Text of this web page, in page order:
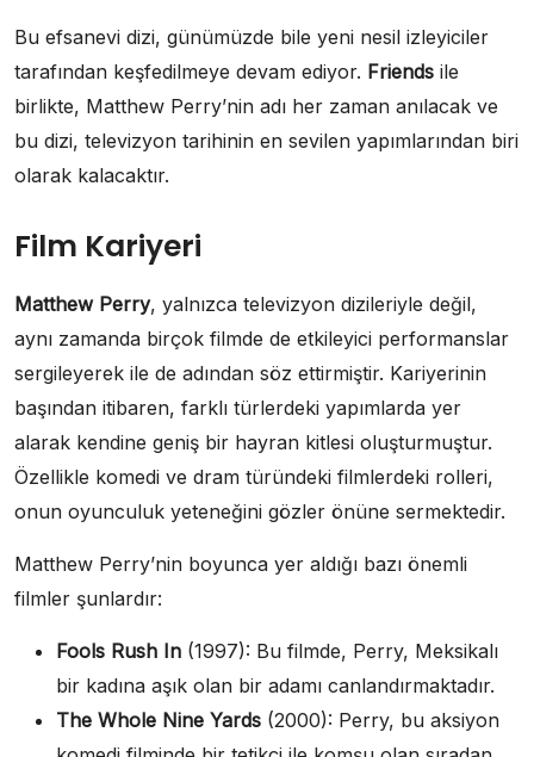
Bu efsanevi dizi, günümüzde bile yeni nesil izleyiciler
tarafından keşfedilmeye devam ediyor. Friends ile
birlikte, Matthew Perry’nin adı her zaman anılacak ve
bu dizi, televizyon tarihinin en sevilen yapımlarından biri
olarak kalacaktır.
Film Kariyeri
Matthew Perry, yalnızca televizyon dizileriyle değil,
aynı zamanda birçok filmde de etkileyici performanslar
sergileyerek ile de adından söz ettirmiştir. Kariyerinin
başından itibaren, farklı türlerdeki yapımlarda yer
alarak kendine geniş bir hayran kitlesi oluşturmuştur.
Özellikle komedi ve dram türündeki filmlerdeki rolleri,
onun oyunculuk yeteneğini gözler önüne sermektedir.
Matthew Perry’nin boyunca yer aldığı bazı önemli
filmler şunlardır:
Fools Rush In (1997): Bu filmde, Perry, Meksikalı
bir kadına aşık olan bir adamı canlandırmaktadır.
The Whole Nine Yards (2000): Perry, bu aksiyon